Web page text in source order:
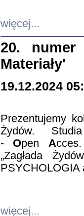
więcej...
20. numer
Materiały'
19.12.2024
Prezentujemy
Żydów.
- Open A
„Zagłada
PSYCHOLOGIA
więcej...